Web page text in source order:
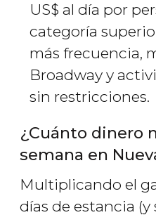
US$ al día por
categoría
más frecuencia,
Broadway y
sin restricciones.
¿Cuánto dinero
semana en
Multiplicando el
días de estancia